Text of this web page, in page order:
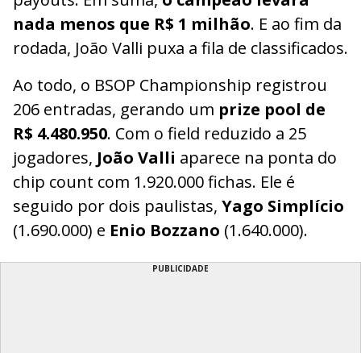
nada menos que R$ 1 milhão. E ao fim da
rodada, João Valli puxa a fila de classificados.
Ao todo, o BSOP Championship registrou
206 entradas, gerando um prize pool de
R$ 4.480.950. Com o field reduzido a 25
jogadores, João Valli aparece na ponta do
chip count com 1.920.000 fichas. Ele é
seguido por dois paulistas, Yago Simplício
(1.690.000) e Enio Bozzano (1.640.000).
PUBLICIDADE